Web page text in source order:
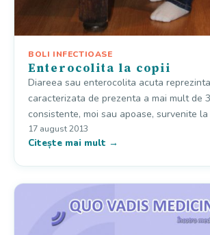
BOLI INFECTIOASE
Enterocolita la copii
Diareea sau enterocolita acuta
caracterizata de prezenta a mai mult de
consistente, moi sau apoase, survenite
17 august 2013
Citește mai mult →